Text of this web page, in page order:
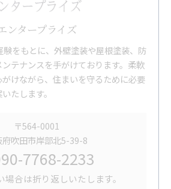
ンタープライズ
をもとに、外壁塗装や屋根塗装、防
テナンスを手がけております。柔軟
けながら、住まいを守るために必要
たします。
〒564-0001
府吹田市岸部北5-39-8
7768-2233
合は折り返しいたします。